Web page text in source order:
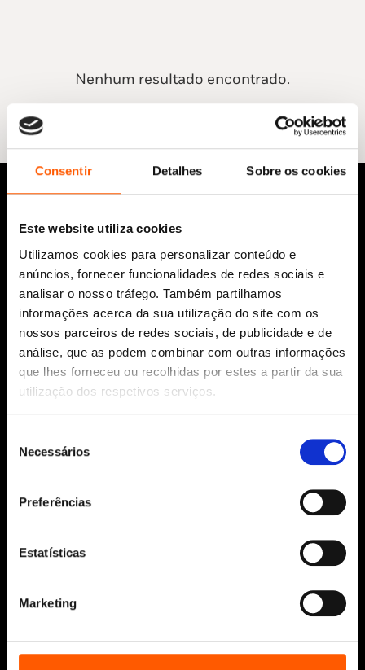
Consentir Detalhes Sobre os cookies
Este website utiliza cookies
Utilizamos cookies para personalizar conteúdo e
anúncios, fornecer funcionalidades de redes sociais e
analisar o nosso tráfego. Também partilhamos
informações acerca da sua utilização do site com os
nossos parceiros de redes sociais, de publicidade e de
análise, que as podem combinar com outras informações
que lhes forneceu ou recolhidas por estes a partir da sua
utilização dos respetivos serviços.
Necessários
Preferências
Estatísticas
Marketing
Nenhum resultado encontrado.
Siga-nos:
Ajuda, Termos e Condições
© 2026 Penguin Random House Grupo Editorial
Desenvolvido por
Manuscritos